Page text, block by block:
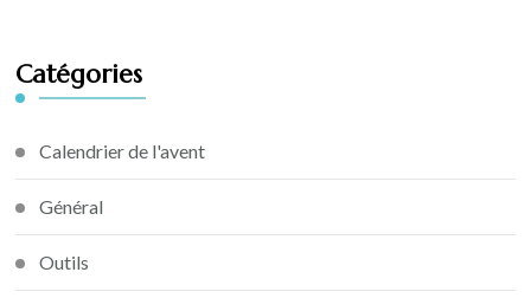
Catégories
Calendrier de l'avent
Général
Outils